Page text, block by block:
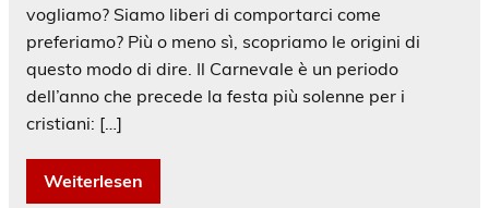
vogliamo? Siamo liberi di comportarci come
preferiamo? Più o meno sì, scopriamo le origini di
questo modo di dire. Il Carnevale è un periodo
dell’anno che precede la festa più solenne per i
cristiani: […]
Weiterlesen